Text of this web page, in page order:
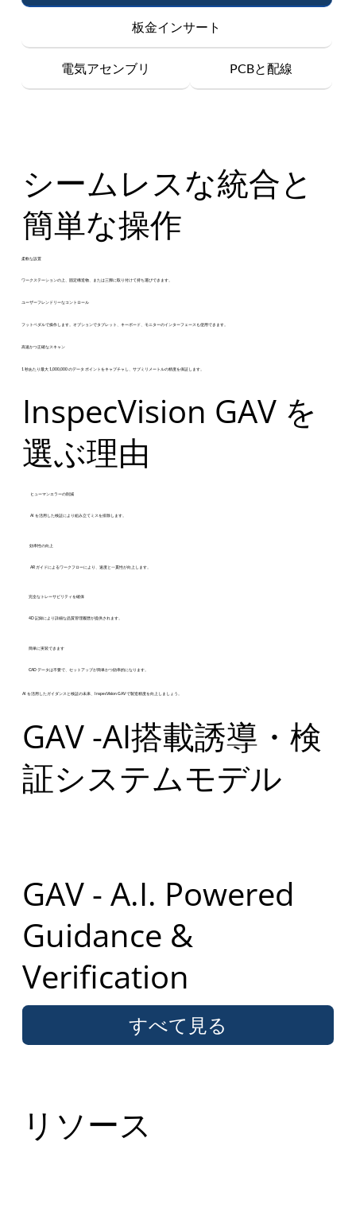
板金インサート
電気アセンブリ PCBと配線
シームレスな統合と
簡単な操作
柔軟な設置
ワークステーションの上、固定構造物、または三脚に取り付けて持ち運びできます。
ユーザーフレンドリーなコントロール
フットペダルで操作します。オプションでタブレット、キーボード、モニターのインターフェースも使用できます。
高速かつ正確なスキャン
1 秒あたり最大 1,000,000 のデータ ポイントをキャプチャし、サブミリメートルの精度を保証します。
InspecVision GAV を
選ぶ理由
ヒューマンエラーの削減
AI を活用した検証により組み立てミスを排除します。
効率性の向上
AR ガイドによるワークフローにより、速度と一貫性が向上します。
完全なトレーサビリティを確保
4D 記録により詳細な品質管理履歴が提供されます。
簡単に実装できます
CAD データは不要で、セットアップが簡単かつ効率的になります。
AI を活用したガイダンスと検証の未来、InspecVision GAV で製造精度を向上しましょう。
GAV -AI搭載誘導・検
証システムモデル
GAV - A.I. Powered
Guidance &
Verification
すべて見る
リソース